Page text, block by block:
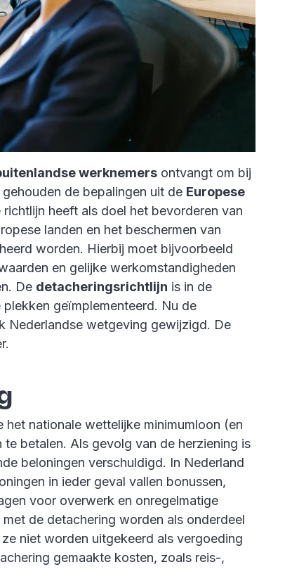
werknemers ontvangt om bij
de bepalingen uit de Europese
richtlijn heeft als doel het bevorderen van
landen en het beschermen van
worden. Hierbij moet bijvoorbeeld
en gelijke werkomstandigheden
De detacheringsrichtlijn is in de
geïmplementeerd. Nu de
Nederlandse wetgeving gewijzigd. De
nationale wettelijke minimumloon (en
betalen. Als gevolg van de herziening is
beloningen verschuldigd. In Nederland
in ieder geval vallen bonussen,
voor overwerk en onregelmatige
de detachering worden als onderdeel
niet worden uitgekeerd als vergoeding
gemaakte kosten, zoals reis-,